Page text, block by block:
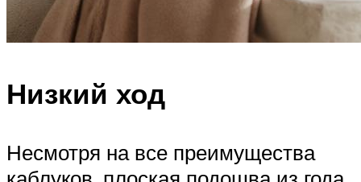
Низкий ход
Несмотря на все преимущества